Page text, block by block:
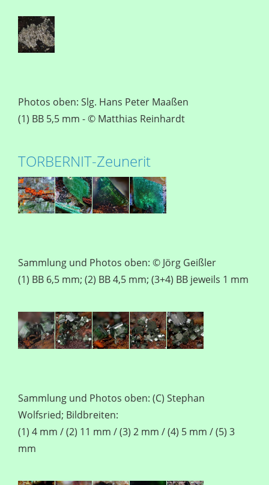
Photos oben: Slg. Hans Peter Maaßen
(1) BB 5,5 mm - © Matthias Reinhardt
TORBERNIT-Zeunerit
Sammlung und Photos oben: © Jörg Geißler
(1) BB 6,5 mm; (2) BB 4,5 mm; (3+4) BB jeweils 1 mm
Sammlung und Photos oben: (C) Stephan
Wolfsried; Bildbreiten:
(1) 4 mm / (2) 11 mm / (3) 2 mm / (4) 5 mm / (5) 3
mm